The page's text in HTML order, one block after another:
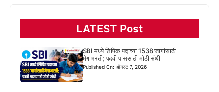
LATEST Post
SBI मध्ये लिपिक पदाच्या 1538 जागांसाठी
मेगाभरती; पदवी पाससाठी मोठी संधी
Published On: ऑगस्ट 7, 2026